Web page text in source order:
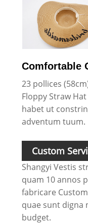
Comfortable
23 pollices
Floppy Straw
habet ut
adventum tuum.
Custom
Shangyi Vestis
quam 10 annos
fabricare
quae sunt digna
budget.